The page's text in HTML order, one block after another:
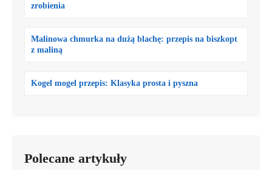
zrobienia
Malinowa chmurka na dużą blachę: przepis na biszkopt
z maliną
Kogel mogel przepis: Klasyka prosta i pyszna
Polecane artykuły